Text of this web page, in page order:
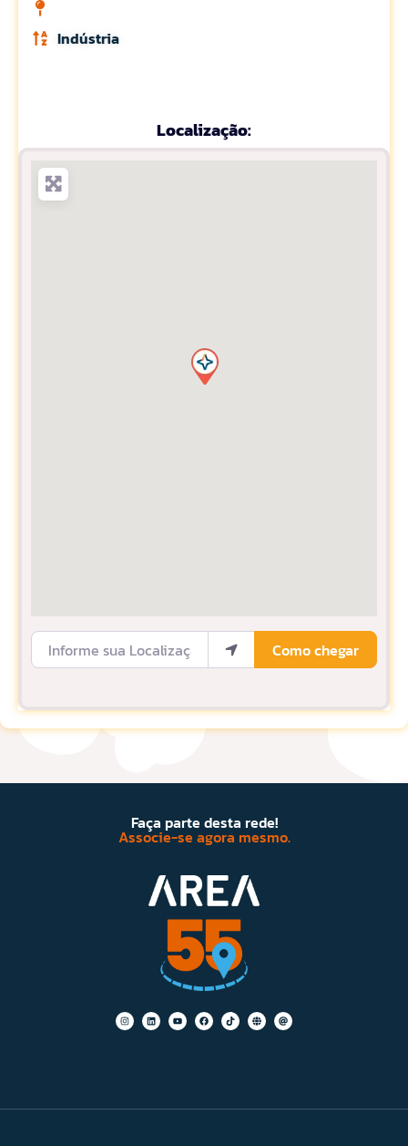
Indústria
Localização:
Informe sua Localização
Como chegar
Faça parte desta rede!
Associe-se agora mesmo.